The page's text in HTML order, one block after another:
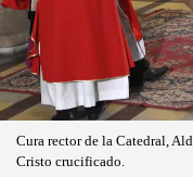
Cura rector de la Catedral,
Cristo crucificado.